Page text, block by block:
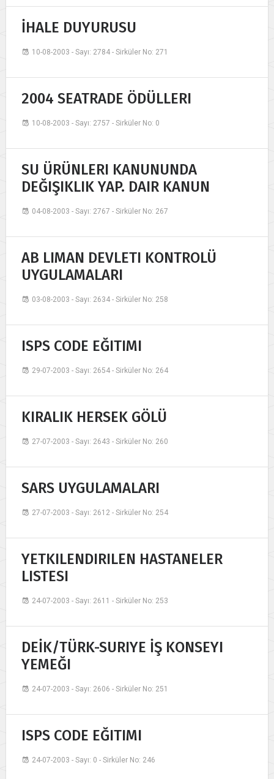
İHALE DUYURUSU
10-08-2003 - Sayı: 2784 - Sirküler No: 271
2004 SEATRADE ÖDÜLLERI
10-08-2003 - Sayı: 2757 - Sirküler No: 0
SU ÜRÜNLERI KANUNUNDA
DEĞIŞIKLIK YAP. DAIR KANUN
04-08-2003 - Sayı: 2767 - Sirküler No: 267
AB LIMAN DEVLETI KONTROLÜ
UYGULAMALARI
03-08-2003 - Sayı: 2634 - Sirküler No: 258
ISPS CODE EĞITIMI
29-07-2003 - Sayı: 2654 - Sirküler No: 264
KIRALIK HERSEK GÖLÜ
27-07-2003 - Sayı: 2643 - Sirküler No: 260
SARS UYGULAMALARI
27-07-2003 - Sayı: 2612 - Sirküler No: 254
YETKILENDIRILEN HASTANELER
LISTESI
24-07-2003 - Sayı: 2611 - Sirküler No: 253
DEİK/TÜRK-SURIYE İŞ KONSEYI
YEMEĞI
24-07-2003 - Sayı: 2606 - Sirküler No: 251
ISPS CODE EĞITIMI
24-07-2003 - Sayı: 0 - Sirküler No: 246